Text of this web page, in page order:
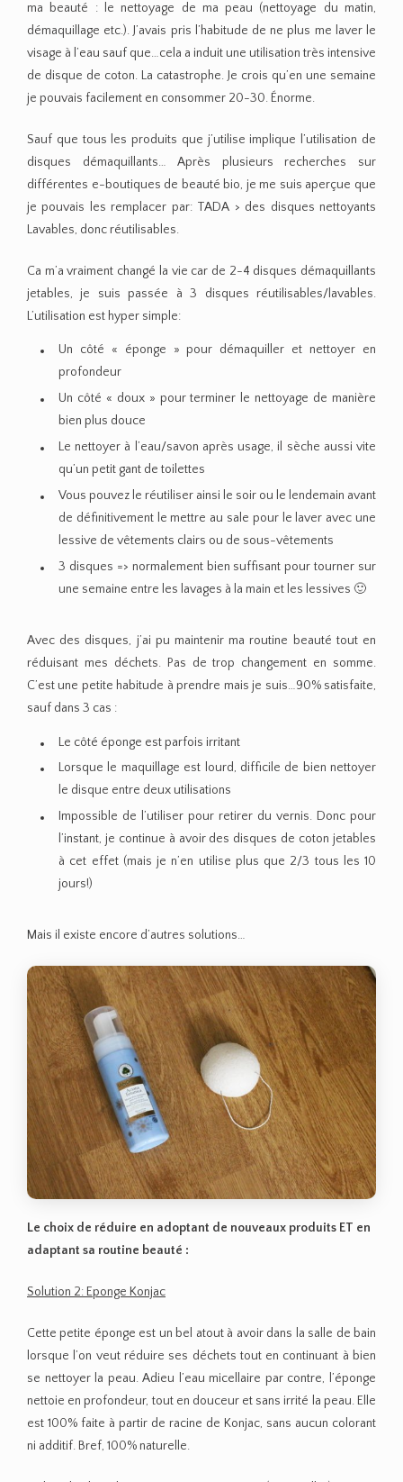
ma beauté : le nettoyage de ma peau (nettoyage du matin,
démaquillage etc.). J’avais pris l’habitude de ne plus me laver le
visage à l’eau sauf que…cela a induit une utilisation très intensive
de disque de coton. La catastrophe. Je crois qu’en une semaine
je pouvais facilement en consommer 20-30. Énorme.
Sauf que tous les produits que j’utilise implique l’utilisation de
disques démaquillants… Après plusieurs recherches sur
différentes e-boutiques de beauté bio, je me suis aperçue que
je pouvais les remplacer par: TADA > des disques nettoyants
Lavables, donc réutilisables.
Ca m’a vraiment changé la vie car de 2-4 disques démaquillants
jetables, je suis passée à 3 disques réutilisables/lavables.
L’utilisation est hyper simple:
Un côté « éponge » pour démaquiller et nettoyer en
profondeur
Un côté « doux » pour terminer le nettoyage de manière
bien plus douce
Le nettoyer à l’eau/savon après usage, il sèche aussi vite
qu’un petit gant de toilettes
Vous pouvez le réutiliser ainsi le soir ou le lendemain avant
de définitivement le mettre au sale pour le laver avec une
lessive de vêtements clairs ou de sous-vêtements
3 disques => normalement bien suffisant pour tourner sur
une semaine entre les lavages à la main et les lessives 🙂
Avec des disques, j’ai pu maintenir ma routine beauté tout en
réduisant mes déchets. Pas de trop changement en somme.
C’est une petite habitude à prendre mais je suis…90% satisfaite,
sauf dans 3 cas :
Le côté éponge est parfois irritant
Lorsque le maquillage est lourd, difficile de bien nettoyer
le disque entre deux utilisations
Impossible de l’utiliser pour retirer du vernis. Donc pour
l’instant, je continue à avoir des disques de coton jetables
à cet effet (mais je n’en utilise plus que 2/3 tous les 10
jours!)
Mais il existe encore d’autres solutions…
Le choix de réduire en adoptant de nouveaux produits ET en
adaptant sa routine beauté :
Solution 2: Eponge Konjac
Cette petite éponge est un bel atout à avoir dans la salle de bain
lorsque l’on veut réduire ses déchets tout en continuant à bien
se nettoyer la peau. Adieu l’eau micellaire par contre, l’éponge
nettoie en profondeur, tout en douceur et sans irrité la peau. Elle
est 100% faite à partir de racine de Konjac, sans aucun colorant
ni additif. Bref, 100% naturelle.